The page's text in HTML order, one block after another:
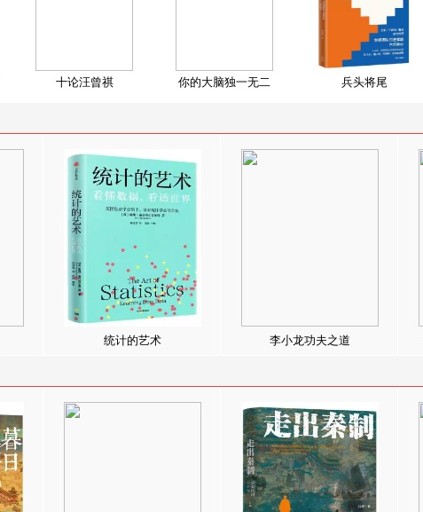
十论汪曾祺 你的大脑独一无二 兵头将尾
统计的艺术 李小龙功夫之道